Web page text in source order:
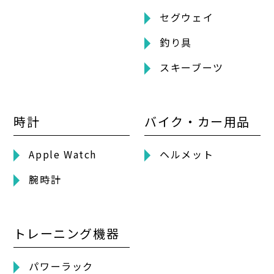
セグウェイ
釣り具
スキーブーツ
時計
Apple Watch
腕時計
バイク・カー用品
ヘルメット
トレーニング機器
パワーラック